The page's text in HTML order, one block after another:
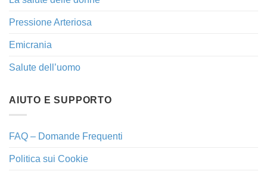
Pressione Arteriosa
Emicrania
Salute dell’uomo
AIUTO E SUPPORTO
FAQ – Domande Frequenti
Politica sui Cookie